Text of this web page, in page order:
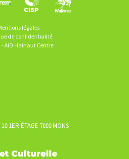
légales
de confidentialité
- AID Hainaut Centre
1ER ÉTAGE 7000 MONS
Culturelle